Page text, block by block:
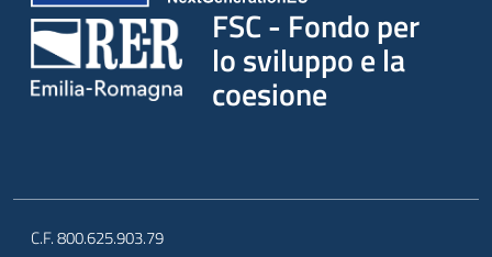
FSC - Fondo per
lo sviluppo e la
coesione
C.F. 800.625.903.79